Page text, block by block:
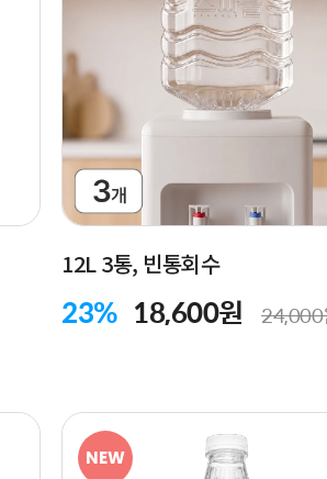
12L 3통, 빈통회수
23% 18,600원 24,000
NEW